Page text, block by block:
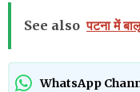
See also पटना में
WhatsApp